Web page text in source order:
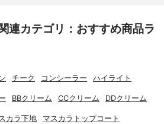
連カテゴリ：おすすめ商品ラ
チーク コンシーラー ハイライト
BBクリーム CCクリーム DDクリーム
カラ下地 マスカラトップコート